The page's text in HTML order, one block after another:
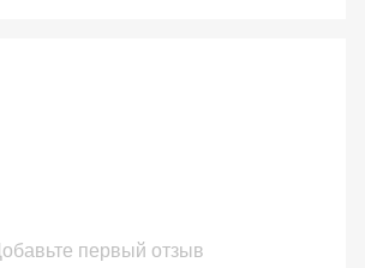
первый отзыв